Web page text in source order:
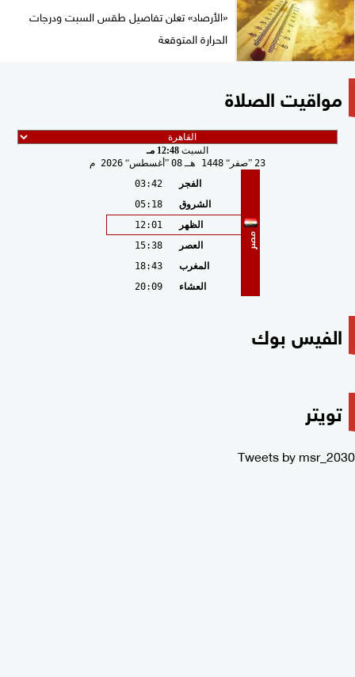
«الأرصاد» تعلن تفاصيل طقس السبت ودرجات
الحرارة المتوقعة
مواقيت الصلاة
السبت 12:48 مـ
23
صفر 1448 هـ 08 أغسطس 2026 م
مصر
الفجر
03:42
الشروق
05:18
الظهر
12:01
العصر
15:38
المغرب
18:43
العشاء
20:09
الفيس بوك
تويتر
Tweets by msr_2030